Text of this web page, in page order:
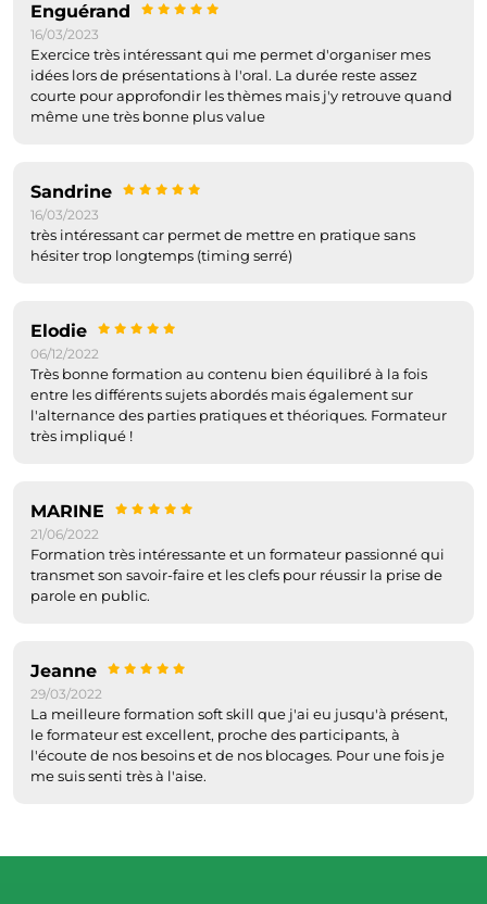
Enguérand
16/03/2023
Exercice très intéressant qui me permet d'organiser mes
idées lors de présentations à l'oral. La durée reste assez
courte pour approfondir les thèmes mais j'y retrouve quand
même une très bonne plus value
Sandrine
16/03/2023
très intéressant car permet de mettre en pratique sans
hésiter trop longtemps (timing serré)
Elodie
06/12/2022
Très bonne formation au contenu bien équilibré à la fois
entre les différents sujets abordés mais également sur
l'alternance des parties pratiques et théoriques. Formateur
très impliqué !
MARINE
21/06/2022
Formation très intéressante et un formateur passionné qui
transmet son savoir-faire et les clefs pour réussir la prise de
parole en public.
Jeanne
29/03/2022
La meilleure formation soft skill que j'ai eu jusqu'à présent,
le formateur est excellent, proche des participants, à
l'écoute de nos besoins et de nos blocages. Pour une fois je
me suis senti très à l'aise.